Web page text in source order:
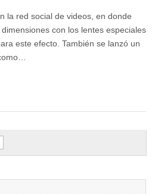
la red social de videos, en donde
con los lentes especiales
este efecto. También se lanzó un